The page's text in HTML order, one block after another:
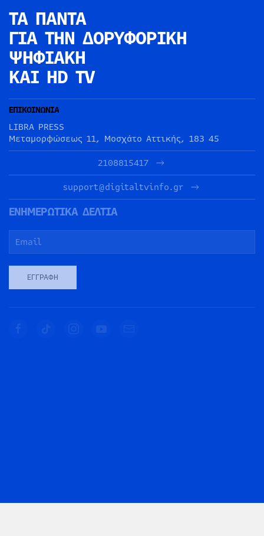
ΤΑ ΠΑΝΤΑ
ΓΙΑ ΤΗΝ ΔΟΡΥΦΟΡΙΚΗ
ΨΗΦΙΑΚΗ
ΚΑΙ HD TV
ΕΠΙΚΟΙΝΩΝΙΑ
LIBRA PRESS
Μεταμορφώσεως 11, Μοσχάτο Αττικής, 183 45
2108815417
support@digitaltvinfo.gr
ΕΝΗΜΕΡΩΤΙΚΑ ΔΕΛΤΙΑ
ΕΓΓΡΑΦΉ